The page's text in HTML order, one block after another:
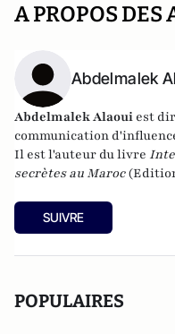
A PROPOS DES
Abdelmalek
Abdelmalek Alaoui est
communication
Il est l'auteur du livre
secrètes au Maroc
SUIVRE
POPULAIRES